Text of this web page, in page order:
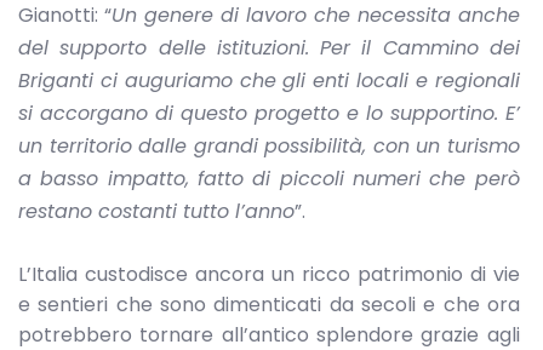
Gianotti: “Un genere di lavoro che necessita anche
del supporto delle istituzioni. Per il Cammino dei
Briganti ci auguriamo che gli enti locali e regionali
si accorgano di questo progetto e lo supportino. E’
un territorio dalle grandi possibilità, con un turismo
a basso impatto, fatto di piccoli numeri che però
restano costanti tutto l’anno”.
L’Italia custodisce ancora un ricco patrimonio di vie
e sentieri che sono dimenticati da secoli e che ora
potrebbero tornare all’antico splendore grazie agli